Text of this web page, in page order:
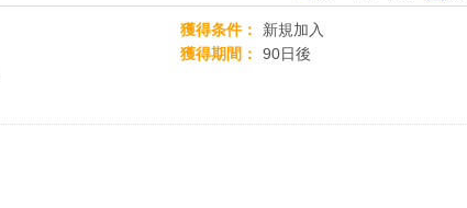
獲得条件
新規加入
獲得期間
90日後